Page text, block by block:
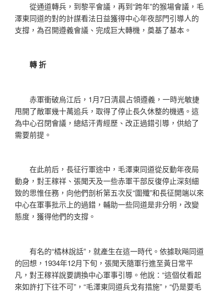
從通道轉兵，到黎平會議，再到“跨年”的猴場會議，毛
澤東同道的對的計謀看法日益獲得中心年夜部門引導人的
支撐，為召開遵義會議、完成巨大轉機，奠基了基本。
轉 折
赤軍衝破烏江后，1月7日清晨占領遵義，一時光敏捷
甩開了敵軍幾十萬追兵，取得了停止長久休整的機遇。這
為中心召閉會議，總結汗青經歷、改正過錯引導，供給了
需要前提。
在此前后，長征行軍途中，毛澤東同道從反動年夜局
動身，對王稼祥、張聞天及一些赤軍干部反復停止深刻細
致的思惟任務，向他們剖析第五次反“圍殲”和長征開端以來
中心在軍事批示上的過錯，輔助一些同道是非分明，改變
態度，獲得他們的支撐。
有名的“橘林說話”，就產生在這一時代。依據耿飚同道
的回想，1934年12月下旬，張聞天隨軍行進至黃日常平
凡，對王稼祥說要調換中心軍事引導。他說：“這個仗看起
來如許打下往不可”，“毛澤東同道兵戈有措施”，“仍是要毛